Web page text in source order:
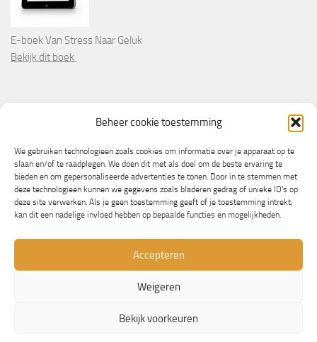
Beheer cookie toestemming
We gebruiken technologieën zoals cookies om informatie over je apparaat op te
slaan en/of te raadplegen. We doen dit met als doel om de beste ervaring te
bieden en om gepersonaliseerde advertenties te tonen. Door in te stemmen met
deze technologieën kunnen we gegevens zoals bladeren gedrag of unieke ID's op
deze site verwerken. Als je geen toestemming geeft of je toestemming intrekt,
kan dit een nadelige invloed hebben op bepaalde functies en mogelijkheden.
Accepteren
Weigeren
Bekijk voorkeuren
E-boek Van Stress Naar Geluk
Bekijk dit boek
Mogelijk gemaakt door - Ontworpen met de